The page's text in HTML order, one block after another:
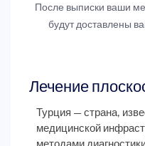
После выписки ваши
будут доставлены
Лечение
Турция — страна,
медицинской